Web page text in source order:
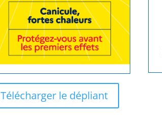
Télécharger le dépliant